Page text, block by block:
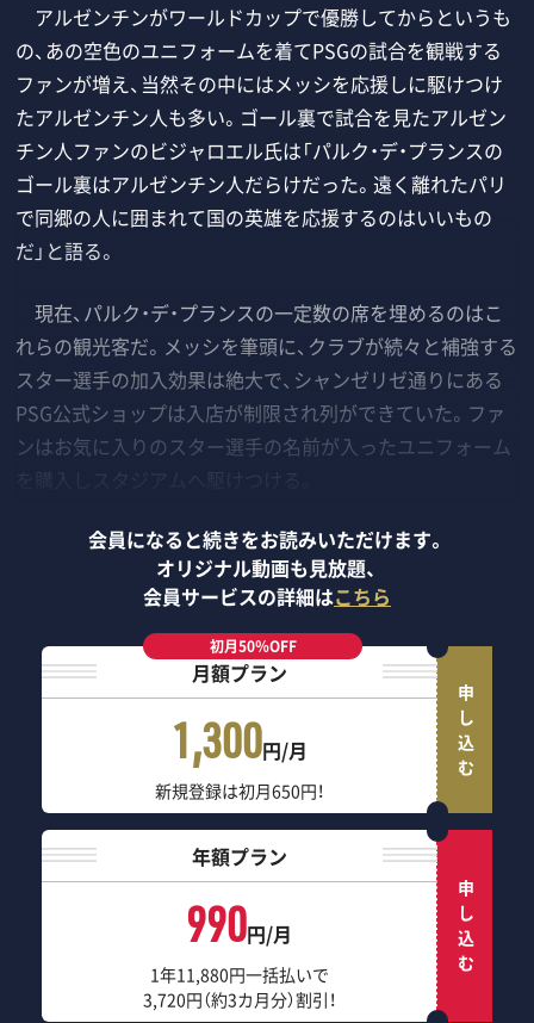
アルゼンチンがワールドカップで優勝してからというも
の、あの空色のユニフォームを着てPSGの試合を観戦する
ファンが増え、当然その中にはメッシを応援しに駆けつけ
たアルゼンチン人も多い。ゴール裏で試合を見たアルゼン
チン人ファンのビジャロエル氏は「パルク・デ・プランスの
ゴール裏はアルゼンチン人だらけだった。遠く離れたパリ
で同郷の人に囲まれて国の英雄を応援するのはいいもの
だ」と語る。
現在、パルク・デ・プランスの一定数の席を埋めるのはこ
れらの観光客だ。メッシを筆頭に、クラブが続々と補強する
スター選手の加入効果は絶大で、シャンゼリゼ通りにある
PSG公式ショップは入店が制限され列ができていた。ファ
ンはお気に入りのスター選手の名前が入ったユニフォーム
会員になると続きをお読みいただけます。
オリジナル動画も見放題、
会員サービスの詳細はこちら
初月50％OFF
月額プラン
1,300円/月
新規登録は初月650円！
申し込む
年額プラン
990円/月
1年11,880円一括払いで
3,720円（約3カ月分）割引！
申し込む